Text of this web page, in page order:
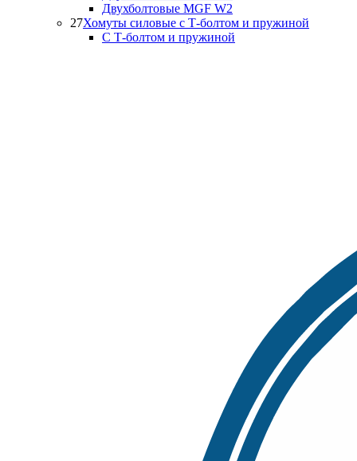
Двухболтовые MGF W2
27Хомуты силовые с Т-болтом и пружиной
С Т-болтом и пружиной